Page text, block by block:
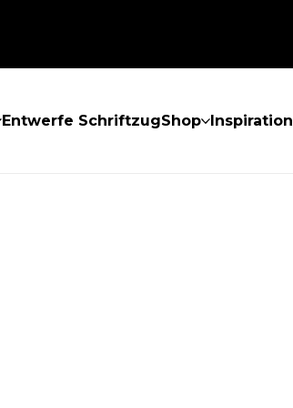
Entwerfe SchriftzugShop Inspiration